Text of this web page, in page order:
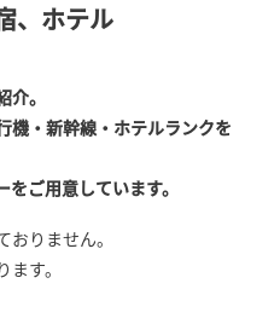
、ホテル
。
機・新幹線・ホテルランクを
ご用意しています。
りません。
す。